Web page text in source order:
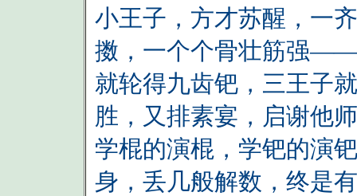
小王子，方才苏醒，一
擞，一个个骨壮筋强——
就轮得九齿钯，三王子
胜，又排素宴，启谢他
学棍的演棍，学钯的演
身，丢几般解数，终是